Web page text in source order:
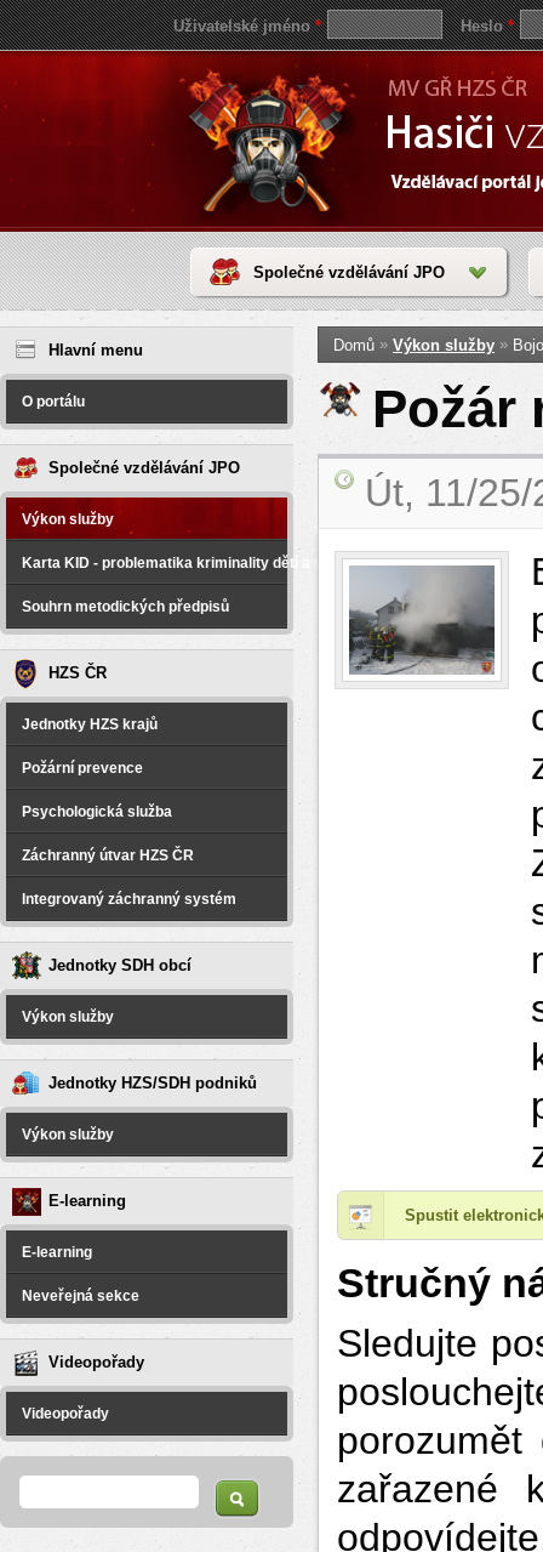
Uživatelské jméno* Heslo*
Společné vzdělávání JPO
Hlavní menu
O portálu
Společné vzdělávání JPO
Výkon služby
Karta KID - problematika kriminality dětí a spáchané na dětech
Souhrn metodických předpisů
HZS ČR
Jednotky HZS krajů
Požární prevence
Psychologická služba
Záchranný útvar HZS ČR
Integrovaný záchranný systém
Jednotky SDH obcí
Výkon služby
Jednotky HZS/SDH podniků
Výkon služby
E-learning
E-learning
Neveřejná sekce
Videopořady
Videopořady
Jste zde
Domů » Výkon služby »
Požár
Út, 11/
Spustit
Stručný
Sledujte
zařazené
save
reddit
video
coloring
pages
love
horoscope
today